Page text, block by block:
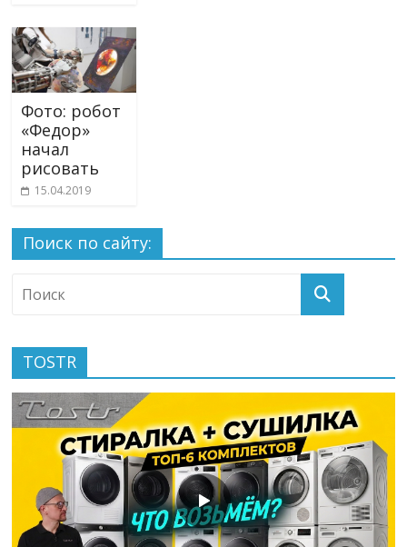
Фото: робот
«Федор»
начал
рисовать
15.04.2019
Поиск по сайту:
TOSTR